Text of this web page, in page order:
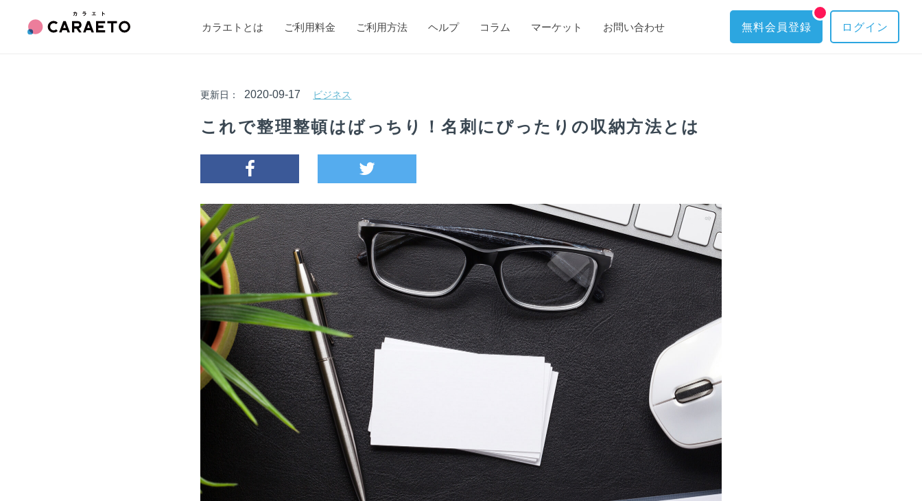
カラエトとは ご利用料金 ご利用方法 ヘルプ コラム マーケット お問い合わせ 無料会員登録 ログイン
更新日： 2020-09-17 ビジネス
これで整理整頓はばっちり！名刺にぴったりの収納方法とは